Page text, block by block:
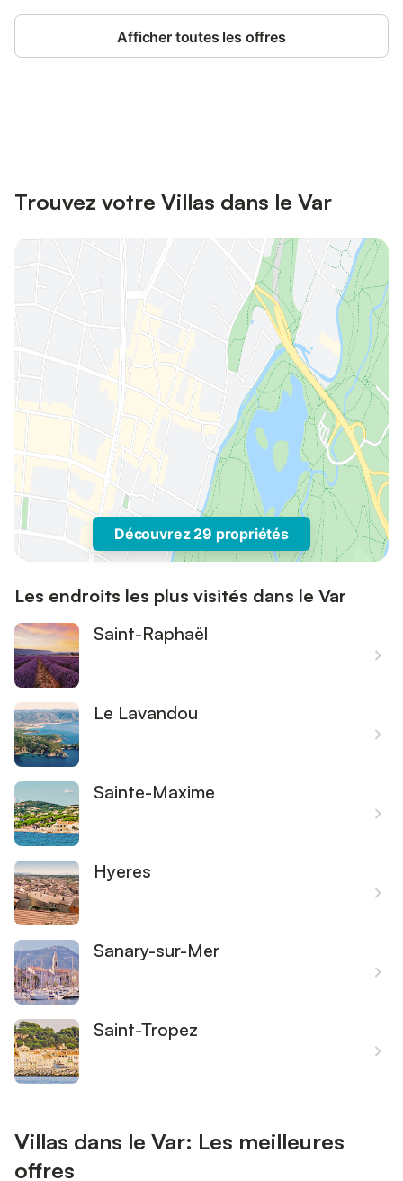
Afficher toutes les offres
Trouvez votre Villas dans le Var
Découvrez 29 propriétés
Les endroits les plus visités dans le Var
Saint-Raphaël
Le Lavandou
Sainte-Maxime
Hyeres
Sanary-sur-Mer
Saint-Tropez
Villas dans le Var: Les meilleures
offres